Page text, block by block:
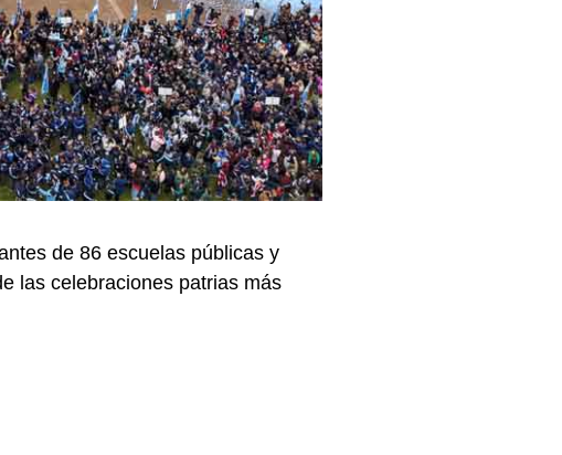
de 86 escuelas públicas y
las celebraciones patrias más